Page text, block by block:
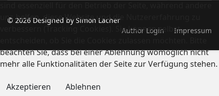
© 2026 Designed by Simon Lacher
Author Login
Impressum
uns helfen, diese Website und die Nutzererfahrung zu
verbessern (Tracking Cookies). Sie können selbst
beachten Sie, dass bei einer Ablehnung womöglich nicht
mehr alle Funktionalitäten der Seite zur Verfügung stehen.
Akzeptieren Ablehnen